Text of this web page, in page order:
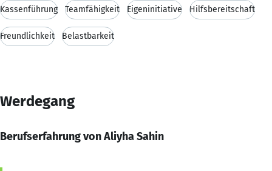
Kassenführung Teamfähigkeit Eigeninitiative Hilfsbereitschaft
Freundlichkeit Belastbarkeit
Werdegang
Berufserfahrung von Aliyha Sahin